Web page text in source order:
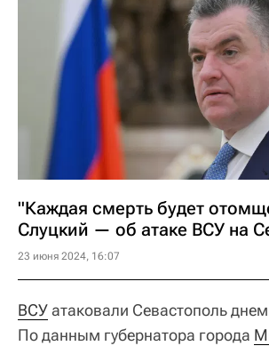
"Каждая смерть будет
Слуцкий — об атаке ВСУ на
23 июня 2024, 16:07
ВСУатаковали Севастополь
По данным губернатора города